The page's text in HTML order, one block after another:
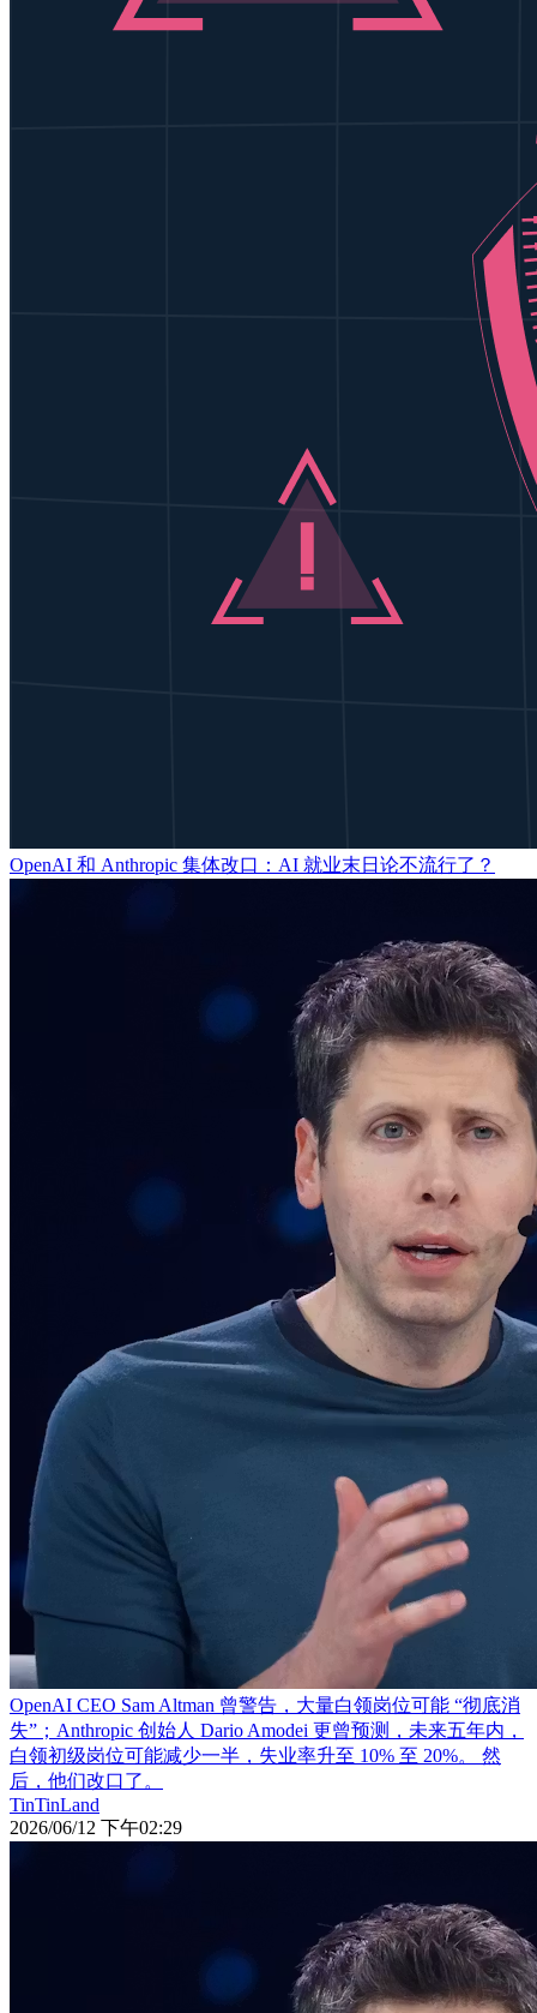
OpenAI 和 Anthropic 集体改口：AI 就业末日论不流行了？
OpenAI CEO Sam Altman 曾警告，大量白领岗位可能 “彻底消
失”；Anthropic 创始人 Dario Amodei 更曾预测，未来五年内，
白领初级岗位可能减少一半，失业率升至 10% 至 20%。 然
后，他们改口了。
TinTinLand
2026/06/12 下午02:29